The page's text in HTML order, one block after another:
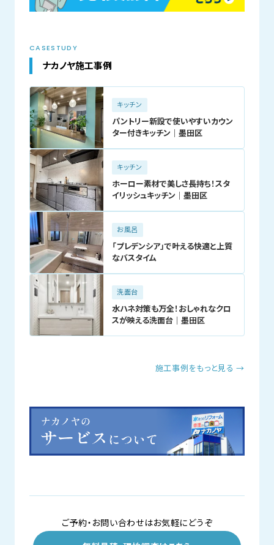
CASESTUDY
ナカノヤ施工事例
キッチン
パントリー新設で使いやすいカウン
ター付きキッチン｜墨田区
キッチン
ホーロー素材で美しさ長持ち！スタ
イリッシュキッチン｜墨田区
お風呂
「プレデンシア」で叶える快適と上質
なバスタイム
洗面台
水ハネ対策も万全！おしゃれなクロ
スが映える洗面台｜墨田区
施工事例をもっと見る →
ご予約・お問い合わせはお気軽にどうぞ